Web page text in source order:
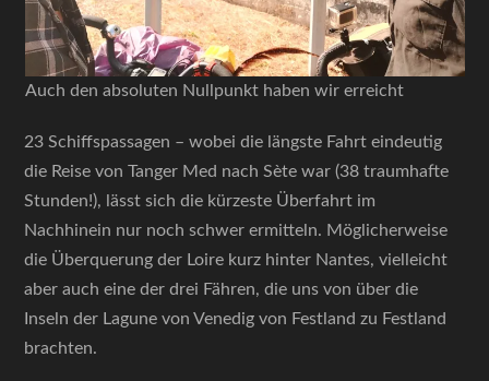
Auch den absoluten Nullpunkt haben wir erreicht
23 Schiffspassagen – wobei die längste Fahrt eindeutig
die Reise von Tanger Med nach Sète war (38 traumhafte
Stunden!), lässt sich die kürzeste Überfahrt im
Nachhinein nur noch schwer ermitteln. Möglicherweise
die Überquerung der Loire kurz hinter Nantes, vielleicht
aber auch eine der drei Fähren, die uns von über die
Inseln der Lagune von Venedig von Festland zu Festland
brachten.